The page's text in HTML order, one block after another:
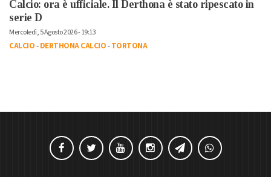
Calcio: ora è ufficiale. Il Derthona è stato ripescato in
serie D
Mercoledì, 5 Agosto 2026 - 19:13
CALCIO-DERTHONA CALCIO-TORTONA